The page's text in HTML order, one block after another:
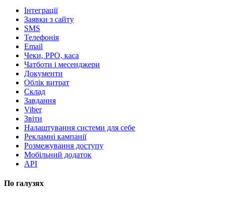
Інтеграції
Заявки з сайту
SMS
Телефонія
Email
Чеки, РРО, каса
Чатботи і месенджери
Документи
Облік витрат
Склад
Завдання
Viber
Звіти
Налаштування системи для себе
Рекламні кампанії
Розмежування доступу
Мобільний додаток
API
По галузях